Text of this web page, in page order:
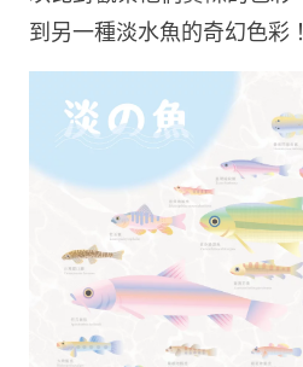
到另一種淡水魚的奇幻色彩！